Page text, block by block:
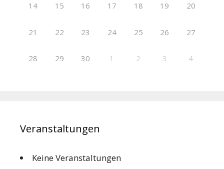
14 15 16 17 18 19 20
21 22 23 24 25 26 27
28 29 30 1 2 3 4
Veranstaltungen
Keine Veranstaltungen